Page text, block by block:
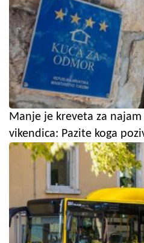
Manje je kreveta za
vikendica: Pazite koga